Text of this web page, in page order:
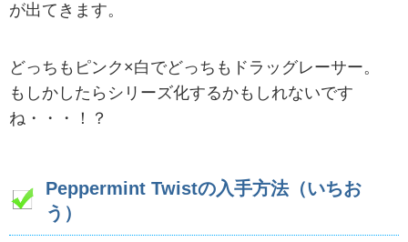
が出てきます。
どっちもピンク×白でどっちもドラッグレーサー。
もしかしたらシリーズ化するかもしれないです
ね・・・！？
Peppermint Twistの入手方法（いちお
う）